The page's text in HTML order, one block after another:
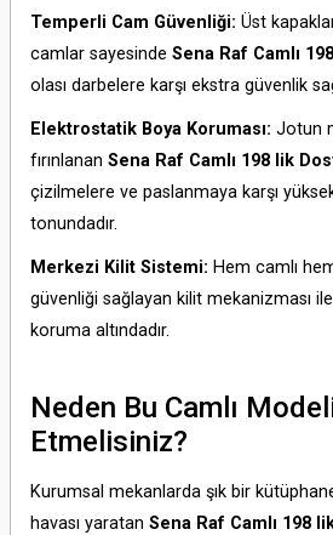
Temperli Cam Güvenliği: Üst
camlar sayesinde Sena Raf Camlı
olası darbelere karşı ekstra güvenlik
Elektrostatik Boya Koruması: Jotun
fırınlanan Sena Raf Camlı 198 lik
çizilmelere ve paslanmaya karşı
tonundadır.
Merkezi Kilit Sistemi: Hem camlı
güvenliği sağlayan kilit mekanizması
koruma altındadır.
Neden Bu Camlı
Etmelisiniz?
Kurumsal mekanlarda şık bir
havası yaratan Sena Raf Camlı 198